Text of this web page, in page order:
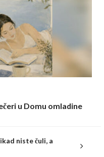
u Domu omladine
niste čuli, a